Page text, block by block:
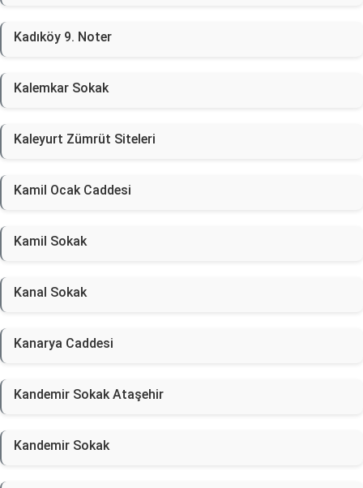
Kadıköy 9. Noter
Kalemkar Sokak
Kaleyurt Zümrüt Siteleri
Kamil Ocak Caddesi
Kamil Sokak
Kanal Sokak
Kanarya Caddesi
Kandemir Sokak Ataşehir
Kandemir Sokak